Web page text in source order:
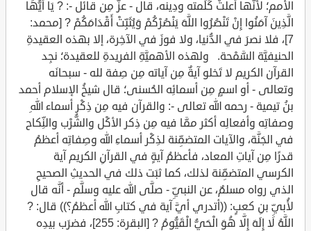
الأُمم؛ لأنَّها أعلتْ كَلَمته ودِينه، قال - عزَّ مِن قائل -: ? يَا أَيُّهَا
الَّذِينَ آمَنُوا إِنْ تَنْصُرُوا اللَّهَ يَنْصُرْكُمْ وَيُثَبِّتْ أَقْدَامَكُمْ ? [محمد:
7]، فلا نصرَ في الدُّنيا، ولا فوزَ في الآخِرة، إلا بهذه العقيدةِ
الحنيفيَّة السَّمْحة. ولهذه الأهميَّةِ الفريدةِ للعقيدة؛ نجِد
القرآن الكريم لا تَخلو آيةٌ مِن آياته مِن صِفة لله - سبحانَه
وتعالى - أو اسمٍ مِن أسمائِه الحُسنى؛ قال شيخُ الإسلام أحمد
بنُ تيمية - رحمه الله تعالى -: والقرآن فيه مِن ذِكْر أسماء اللهِ
وصفاتِه وأفعالِه أكثر ممَّا فيه مِن ذِكر الأكْل والشُّرْب والنِّكاح
في الجَنَّة، والآيات المتضمِّنة لذِكْر أسماءِ الله وصِفاتِه أعظمُ
قدرًا مِن آياتِ المعاد، فأعظمُ آيةٍ في القرآنِ الكريم آية
الكرسي المتضمِّنة لذلك، كما ثبَت ذلك في الحديثِ الصحيحِ
الذي رواه مسلمٌ، عن النبيِّ - صلَّى الله عليه وسلَّم - أنَّه قال
لأُبيِّ بنِ كعبٍ: ((أتدري أيَّ آية في كتابِ الله أعظمُ؟)) قال: ?
اللَّهُ لَا إِلَهَ إِلَّا هُوَ الْحَيُّ الْقَيُّومُ ? [البقرة: 255]، فضرَب بيدِه